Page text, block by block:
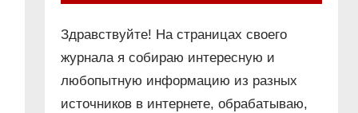
Здравствуйте! На страницах своего
журнала я собираю интересную и
любопытную информацию из разных
источников в интернете, обрабатываю,